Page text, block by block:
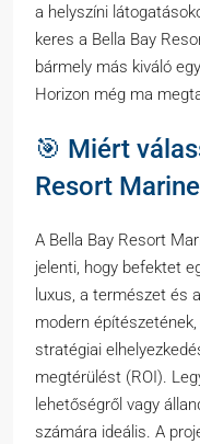
a helyszíni
keres a Bella Bay
bármely más kiváló
Horizon még ma
🎯 Miért
Resort
A Bella Bay Resort
jelenti, hogy befektet
luxus, a természet és
modern
stratégiai
megtérülést (ROI).
lehetőségről vagy
számára ideális. A